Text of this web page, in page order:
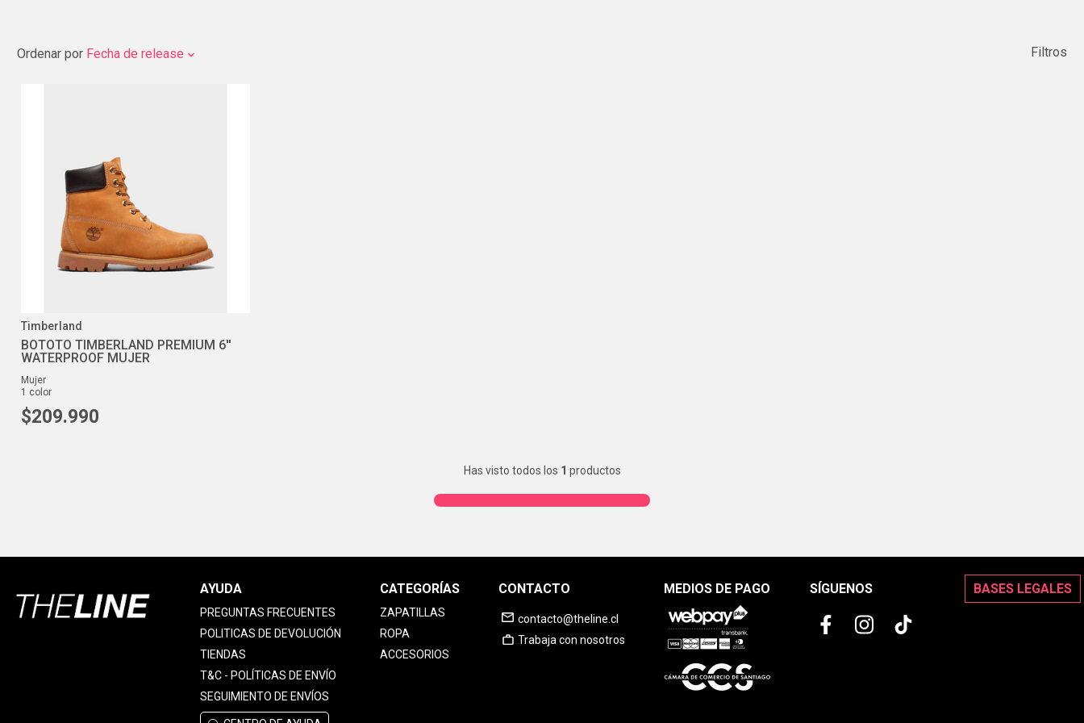
Ordenar por Fecha de release
Timberland
BOTOTO TIMBERLAND PREMIUM 6''
WATERPROOF MUJER
mujer
1 color
$209.990
Has visto todos los 1 productos
AYUDA
PREGUNTAS FRECUENTES
POLITICAS DE DEVOLUCIÓN
TIENDAS
T&C - POLÍTICAS DE ENVÍO
SEGUIMIENTO DE ENVÍOS
CATEGORÍAS
ZAPATILLAS
ROPA
ACCESORIOS
CONTACTO
contacto@theline.cl
Trabaja con nosotros
MEDIOS DE PAGO SÍGUENOS BASES LEGALES